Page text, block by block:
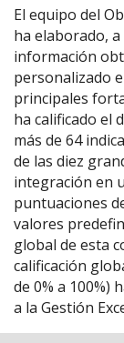
El equipo del
ha elaborado,
información
personalizado
principales
ha calificado el
más de 64
de las diez
integración en
puntuaciones
valores
global de esta
calificación
de 0% a 100%)
a la Gestión